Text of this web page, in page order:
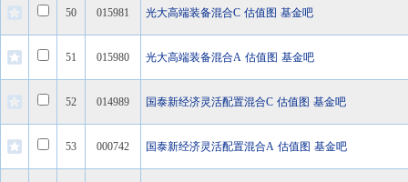
50 015981 光大高端装备混合C 估值图 基金吧
51 015980 光大高端装备混合A 估值图 基金吧
52 014989 国泰新经济灵活配置混合C 估值图 基金吧
53 000742 国泰新经济灵活配置混合A 估值图 基金吧